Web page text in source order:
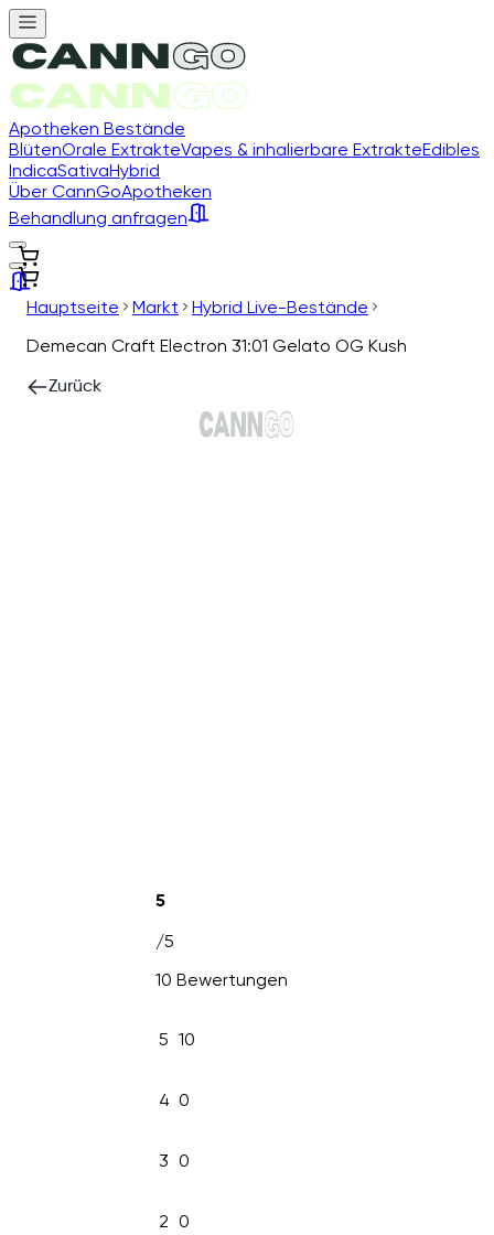
Apotheken Bestände
BlütenOrale ExtrakteVapes & inhalierbare ExtrakteEdibles
IndicaSativaHybrid
Über CannGoApotheken
Behandlung anfragen
Hauptseite Markt
Hybrid Live-Bestände
Demecan Craft Electron 31:01 Gelato OG Kush
Zurück
5
/5
10 Bewertungen
5 10
4 0
3 0
2 0